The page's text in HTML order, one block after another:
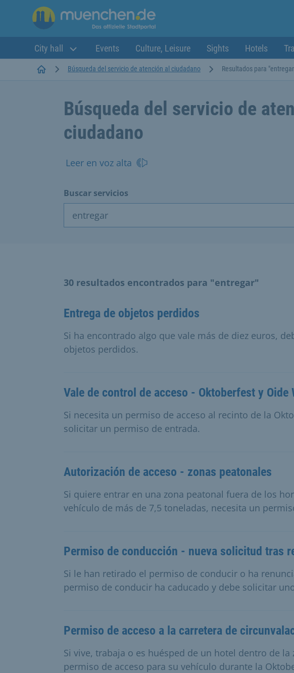
City hall Events Culture, Leisure Sights Hotels
StartseiteBúsqueda del servicio de atención al ciudadano Resultados para
Búsqueda del servicio de
ciudadano
Leer en voz alta
Buscar servicios
30 resultados encontrados para "entregar"
Entrega de objetos perdidos
Si ha encontrado algo que vale más de diez euros,
objetos perdidos.
Vale de control de acceso - Oktoberfest y Oide
Si necesita un permiso de acceso al recinto de la
solicitar un permiso de entrada.
Autorización de acceso - zonas peatonales
Si quiere entrar en una zona peatonal fuera de los
vehículo de más de 7,5 toneladas, necesita un
Permiso de conducción - nueva solicitud tras
Si le han retirado el permiso de conducir o ha
permiso de conducir ha caducado y debe solicitar
Permiso de acceso a la carretera de
Si vive, trabaja o es huésped de un hotel dentro de
permiso de acceso para su vehículo durante la